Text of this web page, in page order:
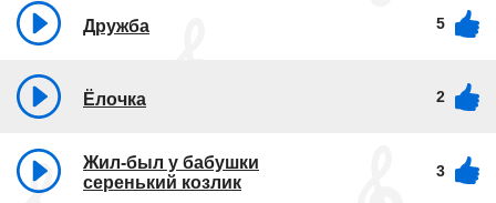
Дружба 5
Ёлочка 2
Жил-был у бабушки
серенький козлик
3